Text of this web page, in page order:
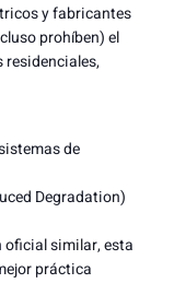
y fabricantes
prohíben) el
residenciales,
de
Degradation)
oficial similar, esta
práctica